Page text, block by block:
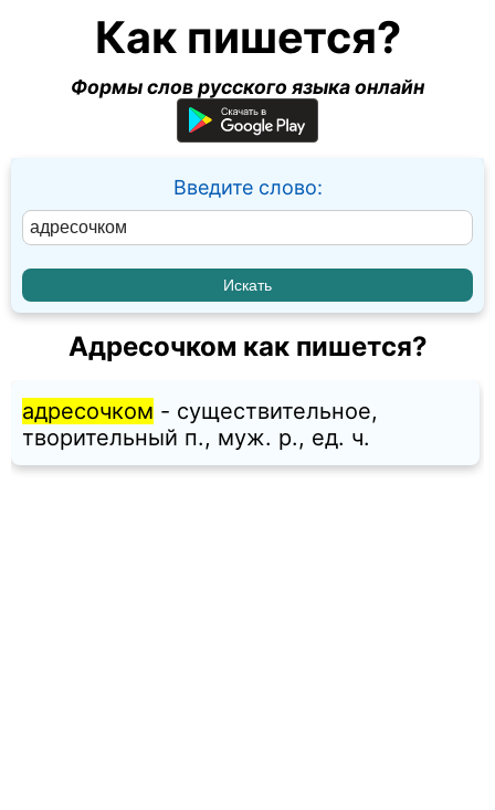
Как пишется?
Формы слов русского языка онлайн
Введите слово:
Адресочком как пишется?
адресочком - существительное,
творительный п., муж. p., ед. ч.